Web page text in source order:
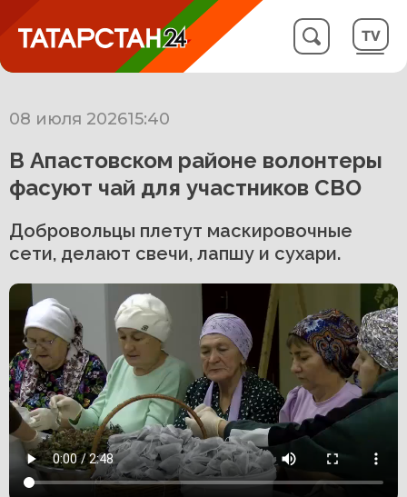
08 июля 202615:40
В Апастовском районе волонтеры
фасуют чай для участников СВО
Добровольцы плетут маскировочные
сети, делают свечи, лапшу и сухари.